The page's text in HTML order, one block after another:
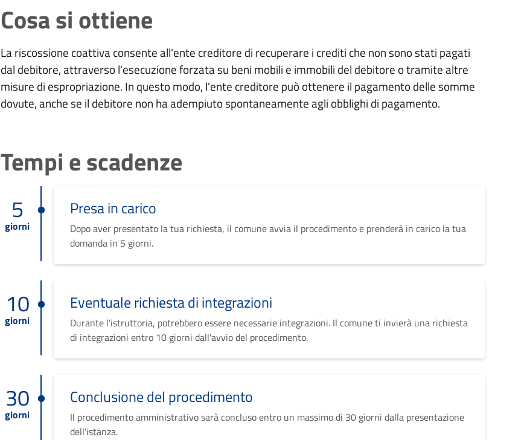
Cosa si ottiene
La riscossione coattiva consente all'ente creditore di recuperare i crediti che non sono stati pagati
dal debitore, attraverso l'esecuzione forzata su beni mobili e immobili del debitore o tramite altre
misure di espropriazione. In questo modo, l'ente creditore può ottenere il pagamento delle somme
dovute, anche se il debitore non ha adempiuto spontaneamente agli obblighi di pagamento.
Tempi e scadenze
5
giorni
Presa in carico
Dopo aver presentato la tua richiesta, il comune avvia il procedimento e prenderà in carico la tua
domanda in 5 giorni.
10
giorni
Eventuale richiesta di integrazioni
Durante l'istruttoria, potrebbero essere necessarie integrazioni. Il comune ti invierà una richiesta
di integrazioni entro 10 giorni dall'avvio del procedimento.
30
giorni
Conclusione del procedimento
Il procedimento amministrativo sarà concluso entro un massimo di 30 giorni dalla presentazione
dell'istanza.